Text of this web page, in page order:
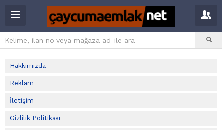
Hakkımızda
Reklam
İletişim
Gizlilik Politikası